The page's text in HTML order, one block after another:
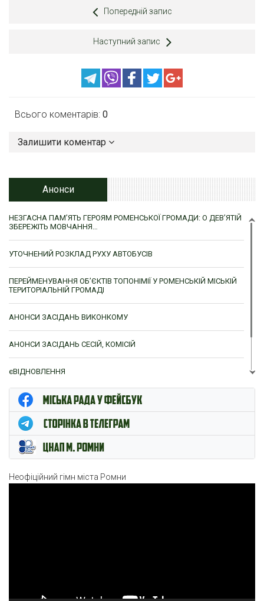
Попередній запис
Наступний запис
Всього коментарів: 0
Залишити коментар
Анонси
НЕЗГАСНА ПАМ’ЯТЬ ГЕРОЯМ РОМЕНСЬКОЇ ГРОМАДИ: О ДЕВ’ЯТІЙ
ЗБЕРЕЖІТЬ МОВЧАННЯ…
УТОЧНЕНИЙ РОЗКЛАД РУХУ АВТОБУСІВ
ПЕРЕЙМЕНУВАННЯ ОБ’ЄКТІВ ТОПОНІМІЇ У РОМЕНСЬКІЙ МІСЬКІЙ
ТЕРИТОРІАЛЬНІЙ ГРОМАДІ
АНОНСИ ЗАСІДАНЬ ВИКОНКОМУ
АНОНСИ ЗАСІДАНЬ СЕСІЙ, КОМІСІЙ
єВІДНОВЛЕННЯ
ЦНАП м. Ромни
Неофіційний гімн міста Ромни